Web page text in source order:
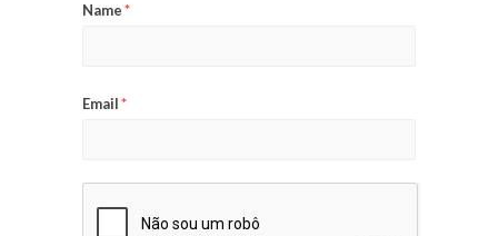
Name*
Email*